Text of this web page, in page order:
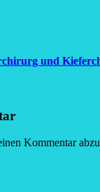
und
Kommentar